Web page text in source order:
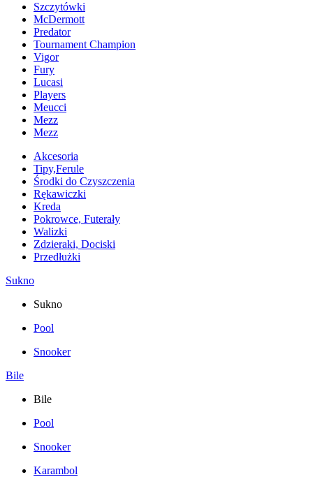
Szczytówki
McDermott
Predator
Tournament Champion
Vigor
Fury
Lucasi
Players
Meucci
Mezz
Mezz
Akcesoria
Tipy,Ferule
Środki do Czyszczenia
Rękawiczki
Kreda
Pokrowce, Futerały
Walizki
Zdzieraki, Dociski
Przedłużki
Sukno
Sukno
Pool
Snooker
Bile
Bile
Pool
Snooker
Karambol